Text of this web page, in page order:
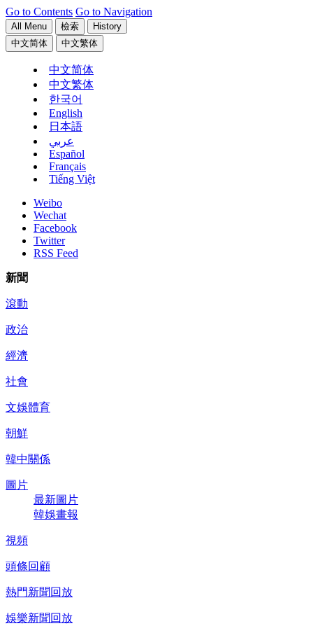
Go to Contents Go to Navigation
All Menu 檢索
History
中文简体
中文繁体
中文简体
中文繁体
한국어
English
日本語
عربي
Español
Français
Tiếng Việt
Weibo
Wechat
Facebook
Twitter
RSS Feed
新聞
滾動
政治
經濟
社會
文娛體育
朝鮮
韓中關係
圖片
最新圖片
韓娛畫報
視頻
頭條回顧
熱門新聞回放
娛樂新聞回放